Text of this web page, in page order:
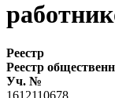
Реестр
Реестр
Уч. №
1612110678